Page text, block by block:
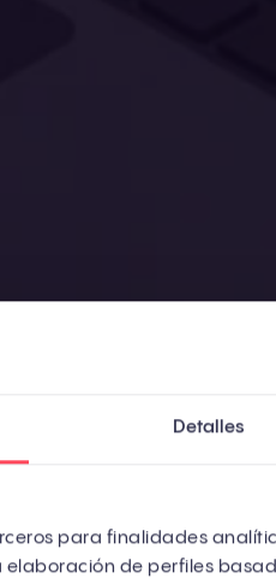
Detalles
para finalidades
de perfiles
unos años en marketing,
optimizar para
tan bien que miles de